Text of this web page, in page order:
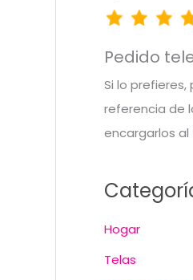
Pedido
Si lo
referencia de
encargarlos al
Hogar
Telas